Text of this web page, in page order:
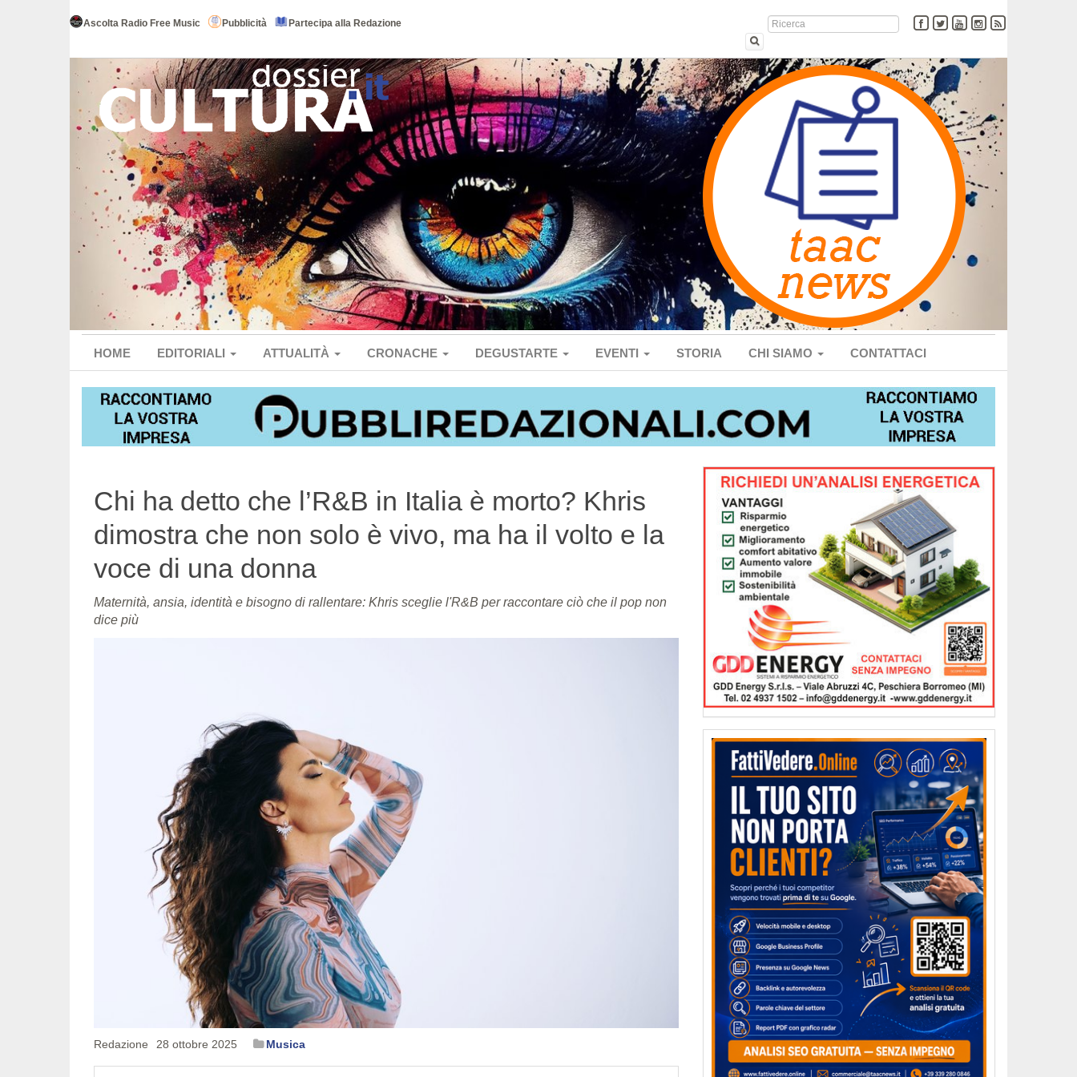
Ascolta Radio Free Music Pubblicità Partecipa alla Redazione
HOME EDITORIALI ATTUALITÀ CRONACHE DEGUSTARTE EVENTI STORIA CHI SIAMO CONTATTACI
Chi ha detto che l’R&B in Italia è morto? Khris
dimostra che non solo è vivo, ma ha il volto e la
voce di una donna
Maternità, ansia, identità e bisogno di rallentare: Khris sceglie l'R&B per raccontare ciò che il pop non
dice più
Redazione 28 ottobre 2025 Musica